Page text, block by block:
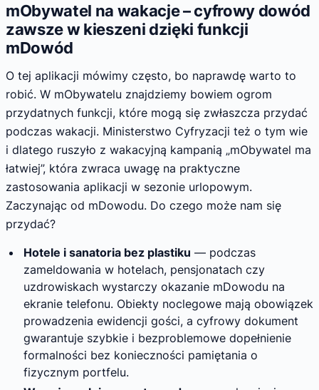
mObywatel na wakacje – cyfrowy dowód
zawsze w kieszeni dzięki funkcji
mDowód
O tej aplikacji mówimy często, bo naprawdę warto to
robić. W mObywatelu znajdziemy bowiem ogrom
przydatnych funkcji, które mogą się zwłaszcza przydać
podczas wakacji. Ministerstwo Cyfryzacji też o tym wie
i dlatego ruszyło z wakacyjną kampanią „mObywatel ma
łatwiej”, która zwraca uwagę na praktyczne
zastosowania aplikacji w sezonie urlopowym.
Zaczynając od mDowodu. Do czego może nam się
przydać?
Hotele i sanatoria bez plastiku — podczas
zameldowania w hotelach, pensjonatach czy
uzdrowiskach wystarczy okazanie mDowodu na
ekranie telefonu. Obiekty noclegowe mają obowiązek
prowadzenia ewidencji gości, a cyfrowy dokument
gwarantuje szybkie i bezproblemowe dopełnienie
formalności bez konieczności pamiętania o
fizycznym portfelu.